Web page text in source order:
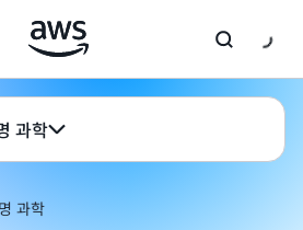
과학
과학